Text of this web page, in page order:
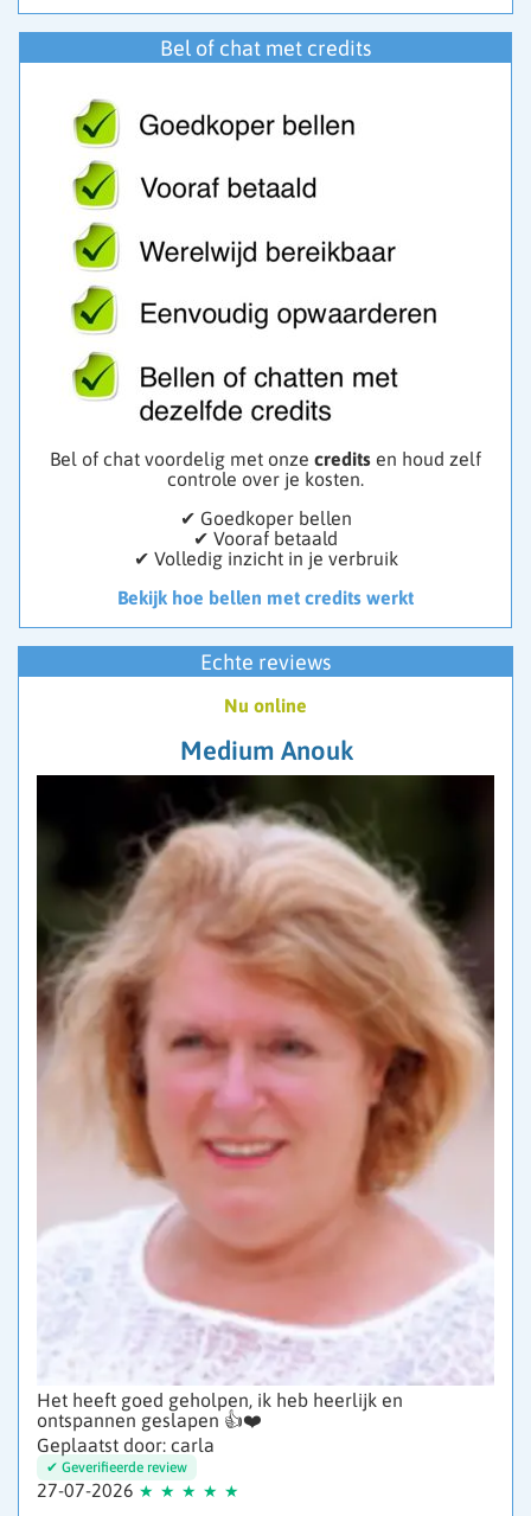
Bel of chat met credits
Bel of chat voordelig met onze credits en houd zelf
controle over je kosten.
✔ Goedkoper bellen
✔ Vooraf betaald
✔ Volledig inzicht in je verbruik
Bekijk hoe bellen met credits werkt
Echte reviews
Nu online
Medium Anouk
Het heeft goed geholpen, ik heb heerlijk en
ontspannen geslapen 👍❤️
Geplaatst door: carla
27-07-2026